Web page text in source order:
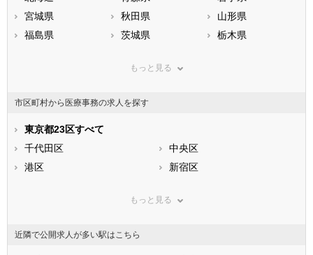
宮城県
秋田県
山形県
福島県
茨城県
栃木県
神奈川県
石川県
福井県
静岡県
滋賀県
兵庫県
山口県
福岡県
佐賀県
もっと見る
市区町村から医療事務の求人を探す
東京都23区すべて
千代田区
中央区
港区
新宿区
江東区
大田区
もっと見る
近隣で公開求人が多い駅はこちら